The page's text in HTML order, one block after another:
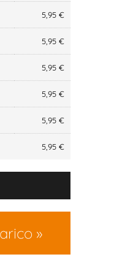
5,95 €
5,95 €
5,95 €
5,95 €
5,95 €
5,95 €